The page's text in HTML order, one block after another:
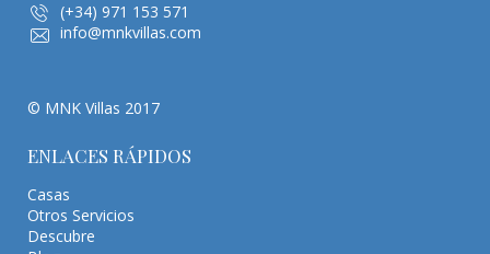
(+34) 971 153 571
info@mnkvillas.com
© MNK Villas 2017
ENLACES RÁPIDOS
Casas
Otros Servicios
Descubre